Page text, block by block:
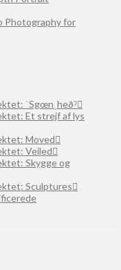
Photography for
ˈSgœnˌheðˀ
Et strejf af lys
Moved
Veiled
Skygge og
Sculptures